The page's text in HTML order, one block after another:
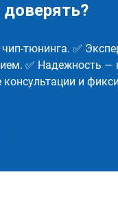
тюнинга. ✅
✅ Надежность —
и